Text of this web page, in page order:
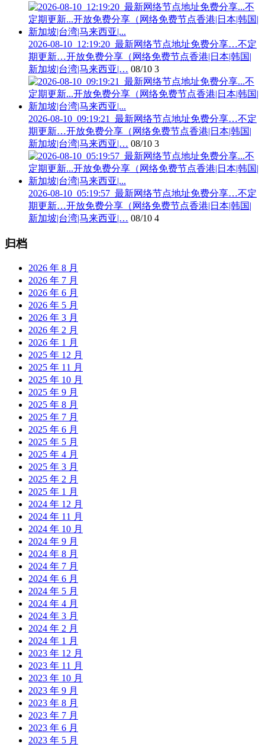
2026-08-10_12:19:20_最新网络节点地址免费分享…不定
期更新…开放免费分享（网络免费节点香港|日本|韩国|
新加坡|台湾|马来西亚|… 08/10 3
2026-08-10_09:19:21_最新网络节点地址免费分享…不定
期更新…开放免费分享（网络免费节点香港|日本|韩国|
新加坡|台湾|马来西亚|… 08/10 3
2026-08-10_05:19:57_最新网络节点地址免费分享…不定
期更新…开放免费分享（网络免费节点香港|日本|韩国|
新加坡|台湾|马来西亚|… 08/10 4
归档
2026 年 8 月
2026 年 7 月
2026 年 6 月
2026 年 5 月
2026 年 3 月
2026 年 2 月
2026 年 1 月
2025 年 12 月
2025 年 11 月
2025 年 10 月
2025 年 9 月
2025 年 8 月
2025 年 7 月
2025 年 6 月
2025 年 5 月
2025 年 4 月
2025 年 3 月
2025 年 2 月
2025 年 1 月
2024 年 12 月
2024 年 11 月
2024 年 10 月
2024 年 9 月
2024 年 8 月
2024 年 7 月
2024 年 6 月
2024 年 5 月
2024 年 4 月
2024 年 3 月
2024 年 2 月
2024 年 1 月
2023 年 12 月
2023 年 11 月
2023 年 10 月
2023 年 9 月
2023 年 8 月
2023 年 7 月
2023 年 6 月
2023 年 5 月